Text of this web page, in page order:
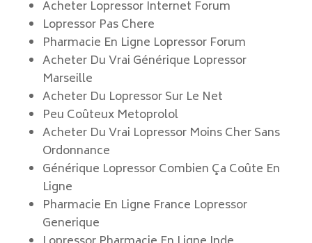
Acheter Lopressor Internet Forum
Lopressor Pas Chere
Pharmacie En Ligne Lopressor Forum
Acheter Du Vrai Générique Lopressor
Marseille
Acheter Du Lopressor Sur Le Net
Peu Coûteux Metoprolol
Acheter Du Vrai Lopressor Moins Cher Sans
Ordonnance
Générique Lopressor Combien Ça Coûte En
Ligne
Pharmacie En Ligne France Lopressor
Generique